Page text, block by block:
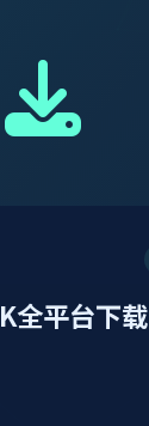
全平台下载